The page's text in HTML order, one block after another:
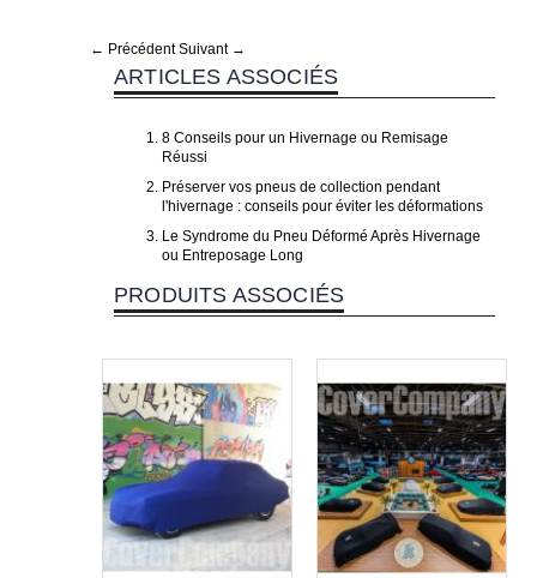
← Précédent Suivant →
ARTICLES ASSOCIÉS
8 Conseils pour un Hivernage ou Remisage
Réussi
Préserver vos pneus de collection pendant
l'hivernage : conseils pour éviter les déformations
Le Syndrome du Pneu Déformé Après Hivernage
ou Entreposage Long
PRODUITS ASSOCIÉS